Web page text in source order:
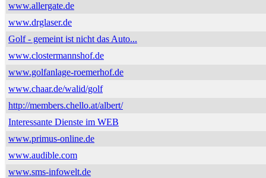
www.allergate.de
www.drglaser.de
Golf - gemeint ist nicht das Auto...
www.clostermannshof.de
www.golfanlage-roemerhof.de
www.chaar.de/walid/golf
http://members.chello.at/albert/
Interessante Dienste im WEB
www.primus-online.de
www.audible.com
www.sms-infowelt.de